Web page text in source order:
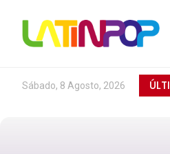
Sábado, 8 Agosto, 2026